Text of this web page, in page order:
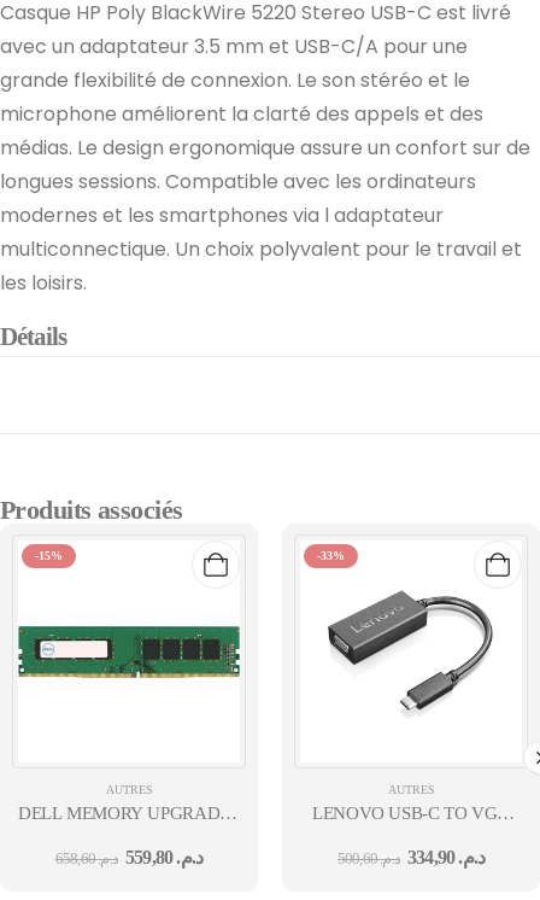
Casque HP Poly BlackWire 5220 Stereo USB-C est livré
avec un adaptateur 3.5 mm et USB-C/A pour une
grande flexibilité de connexion. Le son stéréo et le
microphone améliorent la clarté des appels et des
médias. Le design ergonomique assure un confort sur de
longues sessions. Compatible avec les ordinateurs
modernes et les smartphones via l adaptateur
multiconnectique. Un choix polyvalent pour le travail et
les loisirs.
Détails
Produits associés
-15%
AUTRES
DELL MEMORY UPGRADE -
2666MHZ OPTIPLEX3080
د.م.658,60 د.م.559,80
-33%
AUTRES
LENOVO USB-C TO VGA
د.م.500,60 د.م.334,90